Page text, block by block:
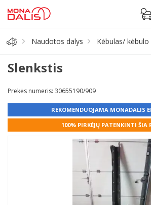
Antifrizas
Akumuliatorius
Prisijungti prie paskyros
Naudotos dalys Kėbulas/
Slenkstis
Prekės numeris: 30655190/909
REKOMENDUOJAMA MONADALIS
100% PIRKĖJŲ PATENKINTI ŠIA